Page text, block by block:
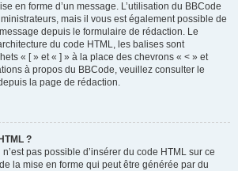
en forme d’un message. L’utilisation du BBCode
mais il vous est également possible de
depuis le formulaire de rédaction. Le
du code HTML, les balises sont
« [ » et « ] » à la place des chevrons « < » et
à propos du BBCode, veuillez consulter le
la page de rédaction.
?
pas possible d’insérer du code HTML sur ce
la mise en forme qui peut être générée par du